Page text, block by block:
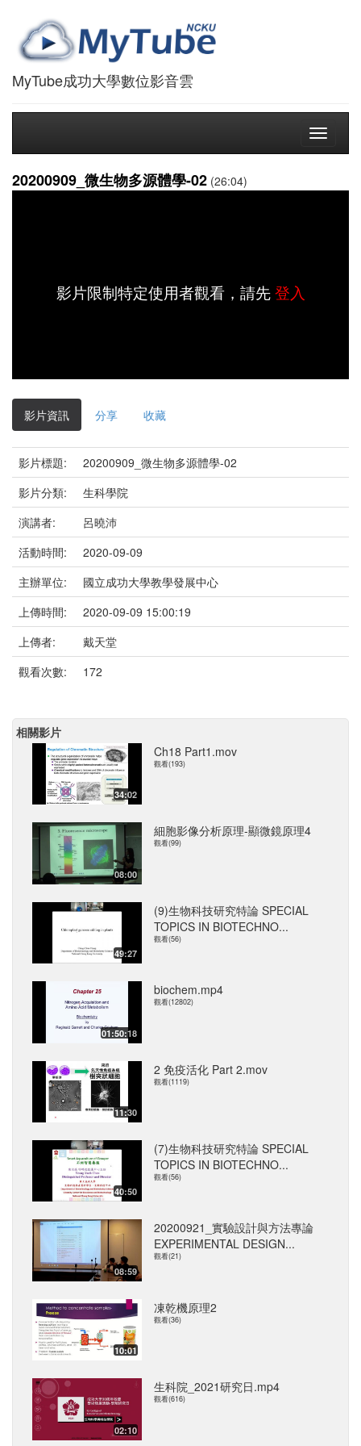
MyTube成功大學數位影音雲
Toggle
20200909_微生物多源體學-02 (26:04)
影片限制特定使用者觀看，請先登入
影片資訊 分享 收藏
影片標題:
20200909_微生物多源體學-02
影片分類:
生科學院
演講者:
呂曉沛
活動時間:
2020-09-09
主辦單位:
國立成功大學教學發展中心
上傳時間:
2020-09-09 15:00:19
上傳者:
戴天堂
觀看次數:
172
相關影片
34:02
Ch18 Part1.mov
觀看(193)
08:00
細胞影像分析原理-顯微鏡原理4
觀看(99)
49:27
(9)生物科技研究特論 SPECIAL
TOPICS IN BIOTECHNO...
觀看(56)
01:50:18
biochem.mp4
觀看(12802)
11:30
2 免疫活化 Part 2.mov
觀看(1119)
40:50
(7)生物科技研究特論 SPECIAL
TOPICS IN BIOTECHNO...
觀看(56)
08:59
20200921_實驗設計與方法專論
EXPERIMENTAL DESIGN...
觀看(21)
10:01
凍乾機原理2
觀看(36)
02:10
生科院_2021研究日.mp4
觀看(616)